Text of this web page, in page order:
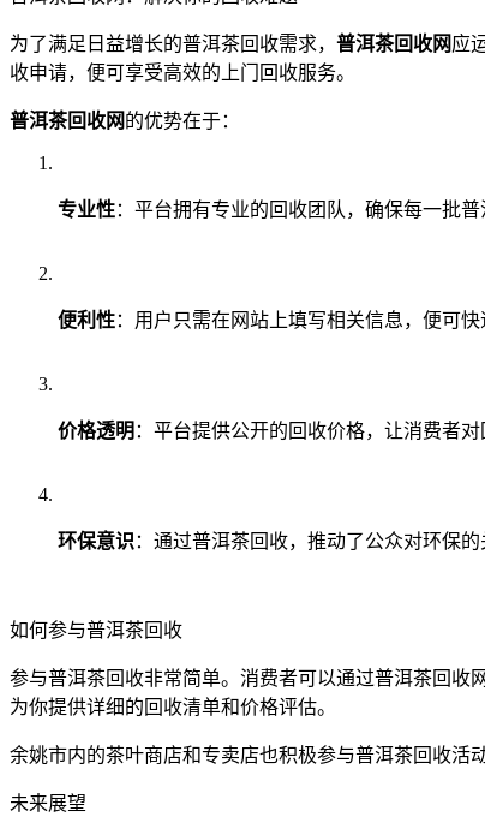
为了满足日益增长的普洱茶回收需求， 普洱茶回收网应
收申请，便可享受高效的上门回收服务。
普洱茶回收网的优势在于：
专业性：平台拥有专业的回收团队，确保每一批普
便利性：用户只需在网站上填写相关信息，便可
价格透明 ：平台提供公开的回收价格，让消费者对
环保意识 ：通过普洱茶回收，推动了公众对环保的
如何参与普洱茶回收
参与普洱茶回收非常简单。消费者可以通过普洱茶回收
为你提供详细的回收清单和价格评估。
余姚市内的茶叶商店和专卖店也积极参与普洱茶回收活
未来展望